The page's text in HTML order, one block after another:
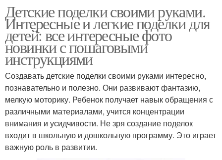
Детские поделки своими руками.
Интересные и легкие поделки для
детей: все интересные фото
новинки с пошаговыми
инструкциями
Создавать детские поделки своими руками интересно,
познавательно и полезно. Они развивают фантазию,
мелкую моторику. Ребенок получает навык обращения с
различными материалами, учится концентрации
внимания и усидчивости. Не зря создание поделок
входит в школьную и дошкольную программу. Это играет
важную роль в развитии.